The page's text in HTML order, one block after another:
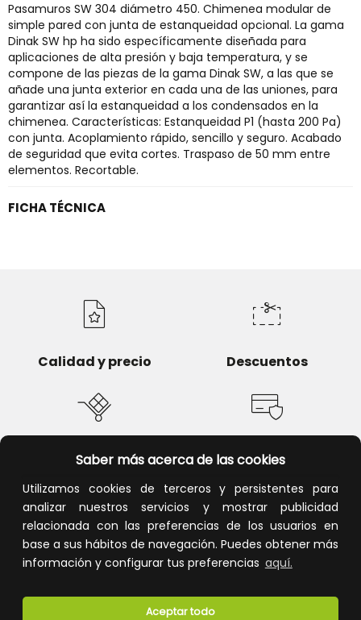
Saber más acerca de las cookies
Utilizamos cookies de terceros y persistentes para
analizar nuestros servicios y mostrar publicidad
relacionada con las preferencias de los usuarios en
base a sus hábitos de navegación. Puedes obtener más
información y configurar tus preferencias aquí.
Aceptar todo
Pasamuros SW 304 diámetro 450. Chimenea modular de
simple pared con junta de estanqueidad opcional. La gama
Dinak SW hp ha sido específicamente diseñada para
aplicaciones de alta presión y baja temperatura, y se
compone de las piezas de la gama Dinak SW, a las que se
añade una junta exterior en cada una de las uniones, para
garantizar así la estanqueidad a los condensados en la
chimenea. Características: Estanqueidad P1 (hasta 200 Pa)
con junta. Acoplamiento rápido, sencillo y seguro. Acabado
de seguridad que evita cortes. Traspaso de 50 mm entre
elementos. Recortable.
FICHA TÉCNICA
Calidad y precio Descuentos
Devoluciones Pago seguro
Atención al cliente